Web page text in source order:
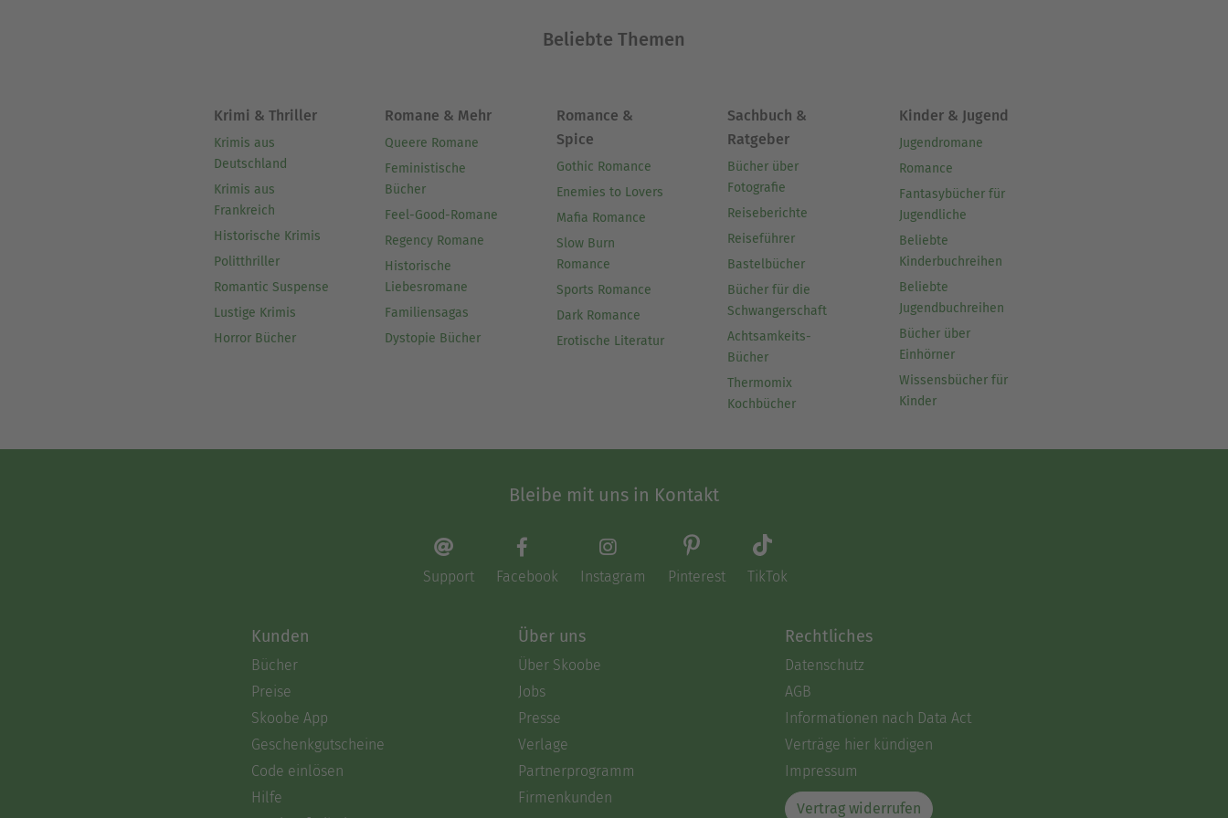
Beliebte Themen
Krimi & Thriller
Krimis aus
Deutschland
Krimis aus
Frankreich
Historische Krimis
Politthriller
Romantic Suspense
Lustige Krimis
Horror Bücher
Romane & Mehr
Queere Romane
Feministische
Bücher
Feel-Good-Romane
Regency Romane
Historische
Liebesromane
Familiensagas
Dystopie Bücher
Romance &
Spice
Gothic Romance
Enemies to Lovers
Mafia Romance
Slow Burn
Romance
Sports Romance
Dark Romance
Erotische Literatur
Sachbuch &
Ratgeber
Bücher über
Fotografie
Reiseberichte
Reiseführer
Bastelbücher
Bücher für die
Schwangerschaft
Achtsamkeits-
Bücher
Thermomix
Kochbücher
Kinder & Jugend
Jugendromane
Romance
Fantasybücher für
Jugendliche
Beliebte
Kinderbuchreihen
Beliebte
Jugendbuchreihen
Bücher über
Einhörner
Wissensbücher für
Kinder
Bleibe mit uns in Kontakt
Support Facebook Instagram Pinterest TikTok
Kunden
Bücher
Preise
Skoobe App
Geschenkgutscheine
Code einlösen
Hilfe
Über uns
Über Skoobe
Jobs
Presse
Verlage
Partnerprogramm
Firmenkunden
Rechtliches
Datenschutz
AGB
Informationen nach Data Act
Verträge hier kündigen
Impressum
Vertrag widerrufen